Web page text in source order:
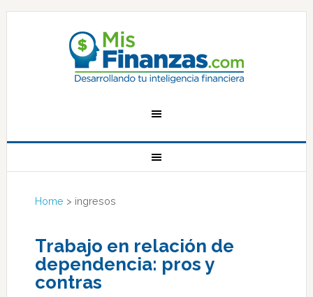
Home > ingresos
Trabajo en relación de
dependencia: pros y
contras